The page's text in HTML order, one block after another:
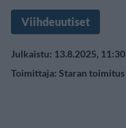
Viihdeuutiset
Julkaistu: 13.8.2025, 11:30
Toimittaja: Staran toimitus